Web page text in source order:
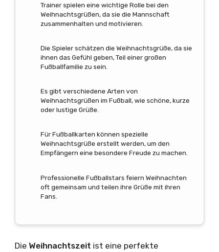
Trainer spielen eine wichtige Rolle bei den
Weihnachtsgrüßen, da sie die Mannschaft
zusammenhalten und motivieren.
Die Spieler schätzen die Weihnachtsgrüße, da sie
ihnen das Gefühl geben, Teil einer großen
Fußballfamilie zu sein.
Es gibt verschiedene Arten von
Weihnachtsgrüßen im Fußball, wie schöne, kurze
oder lustige Grüße.
Für Fußballkarten können spezielle
Weihnachtsgrüße erstellt werden, um den
Empfängern eine besondere Freude zu machen.
Professionelle Fußballstars feiern Weihnachten
oft gemeinsam und teilen ihre Grüße mit ihren
Fans.
Die Weihnachtszeit ist eine perfekte